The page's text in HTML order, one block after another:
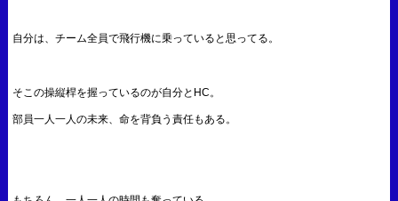
自分は、チーム全員で飛行機に乗っていると思ってる。
そこの操縦桿を握っているのが自分とHC。
部員一人一人の未来、命を背負う責任もある。